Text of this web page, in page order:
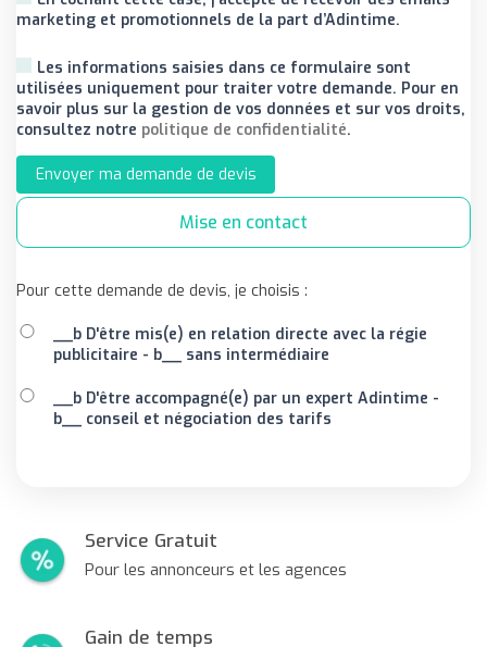
marketing et promotionnels de la part d’Adintime.
Les informations saisies dans ce formulaire sont
utilisées uniquement pour traiter votre demande. Pour en
savoir plus sur la gestion de vos données et sur vos droits,
consultez notre politique de confidentialité.
Envoyer ma demande de devis
Mise en contact
Pour cette demande de devis, je choisis :
__b D'être mis(e) en relation directe avec la régie
publicitaire - b__ sans intermédiaire
__b D'être accompagné(e) par un expert Adintime -
b__ conseil et négociation des tarifs
Service Gratuit
Pour les annonceurs et les agences
Gain de temps